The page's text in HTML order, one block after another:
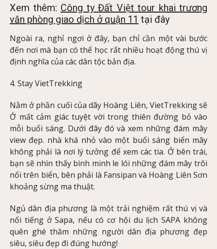
Xem thêm: Công ty Đất Việt tour khai trương
văn phòng giao dịch ở quận 11 tại đây
Ngoài ra, nghỉ ngơi ở đây, bạn chỉ cần một vài bước
đến nơi mà bạn có thể học rất nhiều hoạt động thú vị
định nghĩa của các dân tộc bản địa.
4. Stay VietTrekking
Nằm ở phần cuối của dãy Hoàng Liên, VietTrekking sẽ
Ở mất cảm giác tuyệt vời trong thiên đường bỏ vào
mỗi buổi sáng. Dưới đây đó và xem những đám mây
view đẹp. nhà khá nhỏ vào một buổi sáng biển mây
không phải là nơi lý tưởng để xem các tia. Ở bên trái,
bạn sẽ nhìn thấy bình minh le lói những đám mây trôi
nổi trên biển, bên phải là Fansipan và Hoàng Liên Sơn
khoảng sừng ma thuật.
Ngủ dân địa phương là một trải nghiệm rất thú vị và
nổi tiếng ở Sapa, nếu có cơ hội du lịch SAPA không
quên ghé thăm những người dân địa phương đẹp
siêu, siêu đẹp đi đúng hướng!